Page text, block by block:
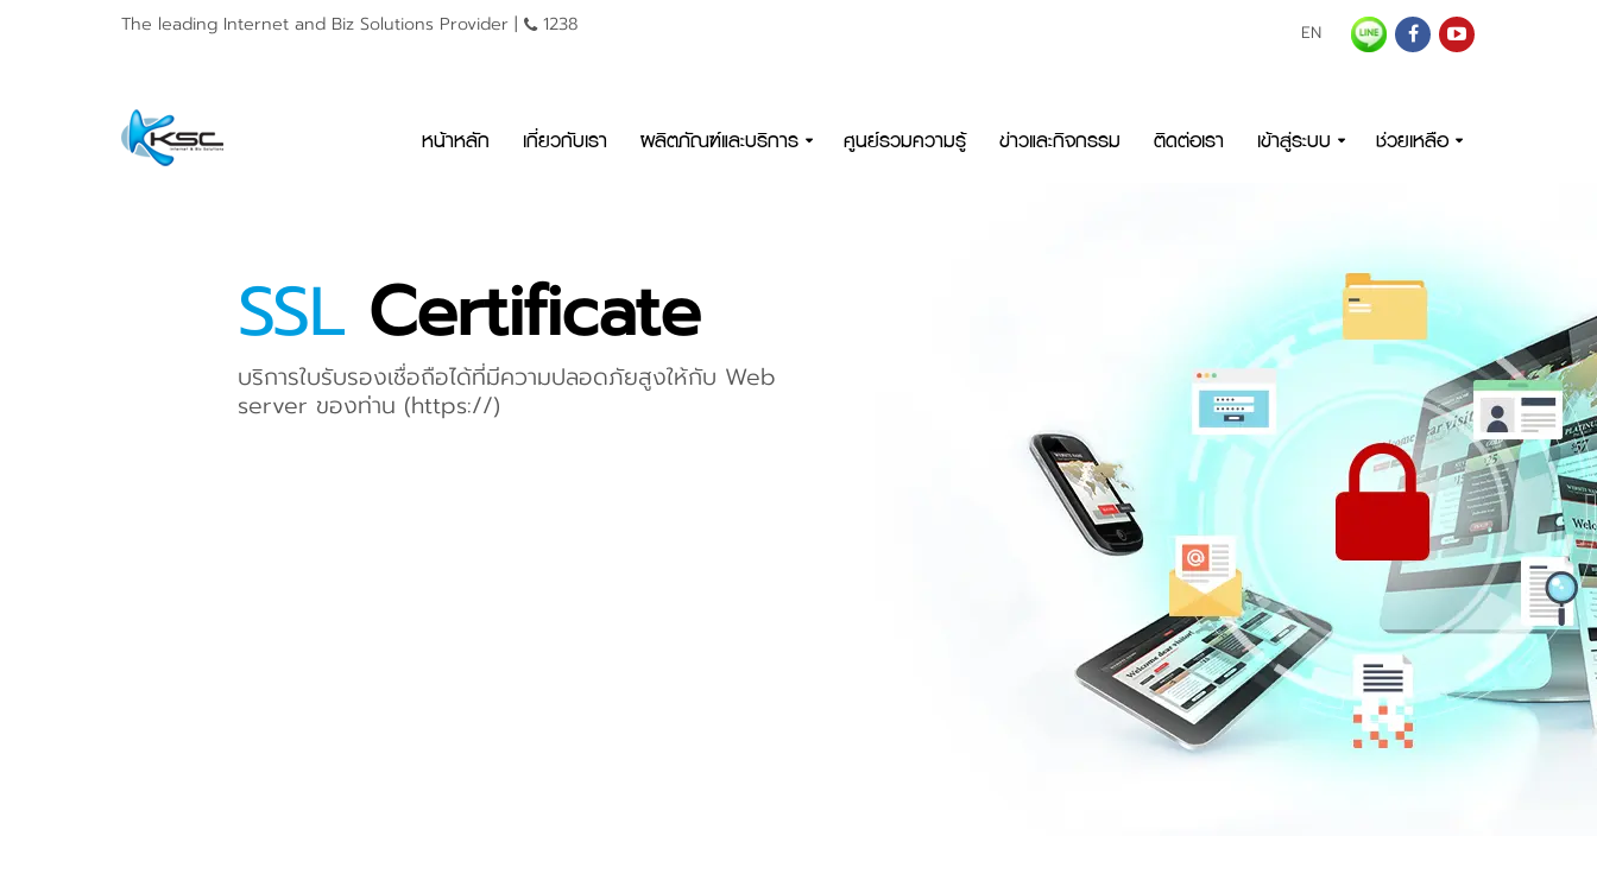
The leading Internet and Biz Solutions Provider | 1238 EN
หน้าหลัก เกี่ยวกับเรา ผลิตภัณฑ์และบริการ ศูนย์รวมความรู้ ข่าวและกิจกรรม ติดต่อเรา เข้าสู่ระบบ ช่วยเหลือ
SSL Certificate
บริการใบรับรองเชื่อถือได้ที่มีความปลอดภัยสูงให้กับ Web
server ของท่าน (https://)